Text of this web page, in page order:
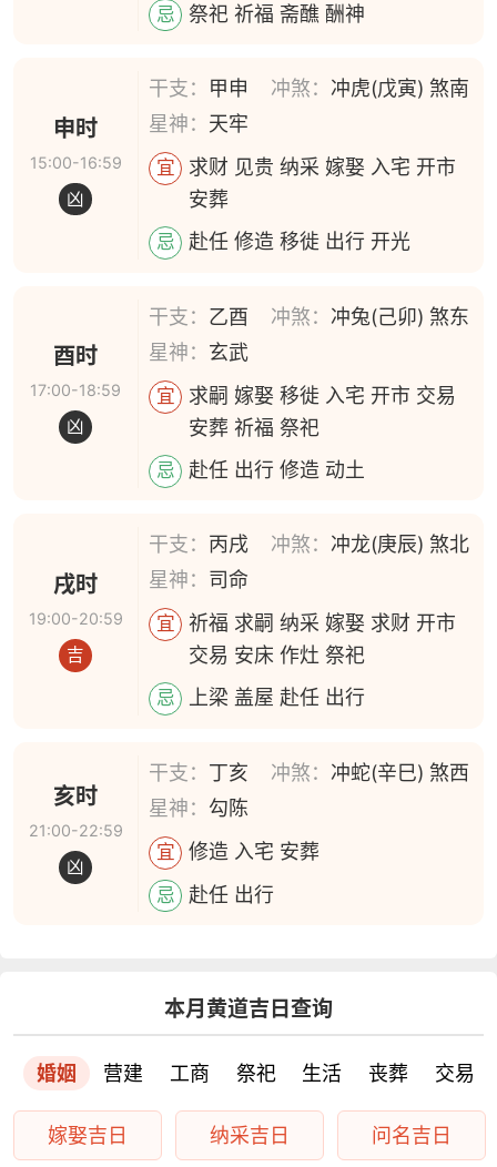
忌 祭祀 祈福 斋醮 酬神
申时
15:00-16:59
凶
干支： 甲申 冲煞： 冲虎(戊寅) 煞南
星神： 天牢
宜
求财 见贵 纳采 嫁娶 入宅 开市
安葬
忌 赴任 修造 移徙 出行 开光
酉时
17:00-18:59
凶
干支： 乙酉 冲煞： 冲兔(己卯) 煞东
星神： 玄武
宜
求嗣 嫁娶 移徙 入宅 开市 交易
安葬 祈福 祭祀
忌 赴任 出行 修造 动土
戌时
19:00-20:59
吉
干支： 丙戌 冲煞： 冲龙(庚辰) 煞北
星神： 司命
宜
祈福 求嗣 纳采 嫁娶 求财 开市
交易 安床 作灶 祭祀
忌 上梁 盖屋 赴任 出行
亥时
21:00-22:59
凶
干支： 丁亥 冲煞： 冲蛇(辛巳) 煞西
星神： 勾陈
宜 修造 入宅 安葬
忌 赴任 出行
本月黄道吉日查询
婚姻 营建 工商 祭祀 生活 丧葬 交易
嫁娶吉日 纳采吉日 问名吉日